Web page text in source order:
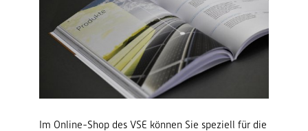
Im Online-Shop des VSE können Sie speziell für die